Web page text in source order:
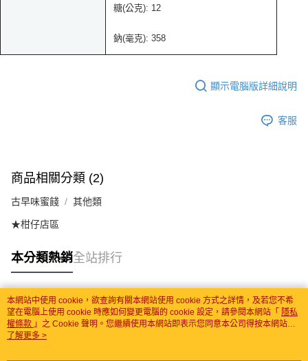
糖(公克): 12
鈉(毫克): 358
顯示電腦版詳細說明
客服
商品相關分類 (2)
古早味蜜餞 其他類
★柑仔店區
本分類熱銷全站排行
熱門標籤
本網站中使用 cookie，欲查詢有關本網站使用 cookie 方式之詳情，及若您不希
望在電腦上使用 cookie 時應如何變更電腦的 cookie 設定，請參閱本網站「 隱私
權條款 」之 Cookie 聲明。您繼續使用本網站即表示您同意本公司得按本網站使
用條款之 Cookie 聲明使用 cookie。
了解更多 >